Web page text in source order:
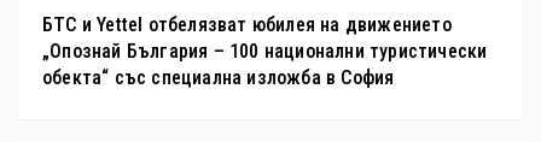
БТС и Yettel отбелязват юбилея на движението
„Опознай България – 100 национални туристически
обекта“ със специална изложба в София